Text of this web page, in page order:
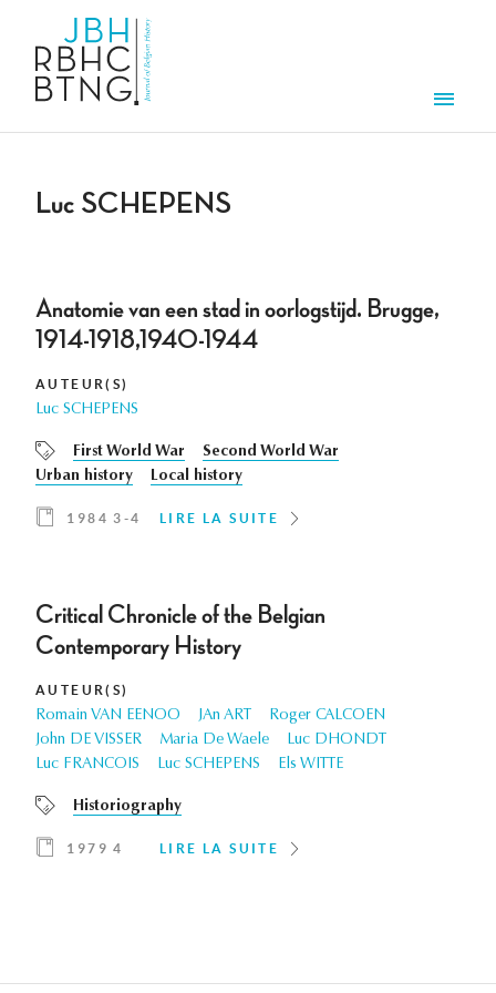
Luc SCHEPENS
Anatomie van een stad in oorlogstijd. Brugge,
1914-1918,1940-1944
AUTEUR(S)
Luc SCHEPENS
First World War
Second World War
Urban history
Local history
1984 3-4 LIRE LA SUITE
Critical Chronicle of the Belgian
Contemporary History
AUTEUR(S)
Romain VAN EENOO JAn ART
Roger CALCOEN
John DE VISSER
Maria De Waele
Luc DHONDT
Luc FRANCOIS
Luc SCHEPENS Els WITTE
Historiography
1979 4 LIRE LA SUITE